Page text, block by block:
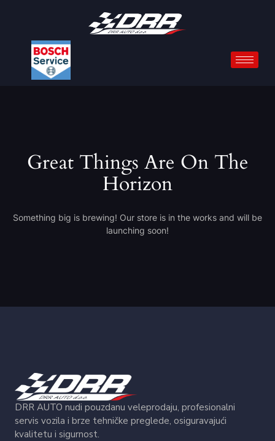
Great Things Are On The
Horizon
Something big is brewing! Our store is in the works and will be
launching soon!
DRR AUTO nudi pouzdanu veleprodaju, profesionalni
servis vozila i brze tehničke preglede, osiguravajući
kvalitetu i sigurnost.